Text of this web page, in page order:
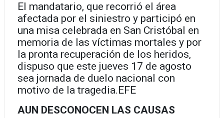
El mandatario, que recorrió el área
afectada por el siniestro y participó en
una misa celebrada en San Cristóbal en
memoria de las víctimas mortales y por
la pronta recuperación de los heridos,
dispuso que este jueves 17 de agosto
sea jornada de duelo nacional con
motivo de la tragedia.EFE
AUN DESCONOCEN LAS CAUSAS